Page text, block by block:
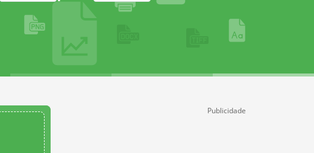
Publicidade